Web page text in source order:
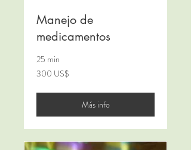
Manejo de
medicamentos
25 min
300
dólares
300 US$
Más info